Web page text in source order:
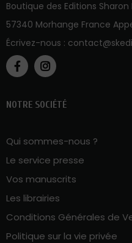
Boutique des Editions
57340 Morhange France
Écrivez-nous :
NOTRE SOCIÉTÉ
Qui sommes-nous ?
Le service presse
Vos manuscrits
Les librairies
Conditions Générales de
Politique sur la vie privée